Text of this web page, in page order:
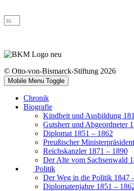
© Otto-von-Bismarck-Stiftung 2026
Mobile Menu Toggle
Chronik
Biografie
Kindheit und Ausbildung
Gutsherr und Abgeordneter
Diplomat 1851 – 1862
Preußischer
Reichskanzler 1871 – 1890
Der Alte vom Sachsenwald
Politik
Der Weg in die Politik 1847
Diplomatenjahre 1851 –